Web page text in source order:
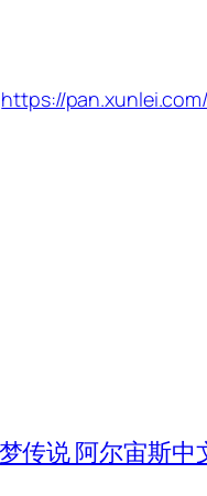
https://
传说 阿尔宙斯中